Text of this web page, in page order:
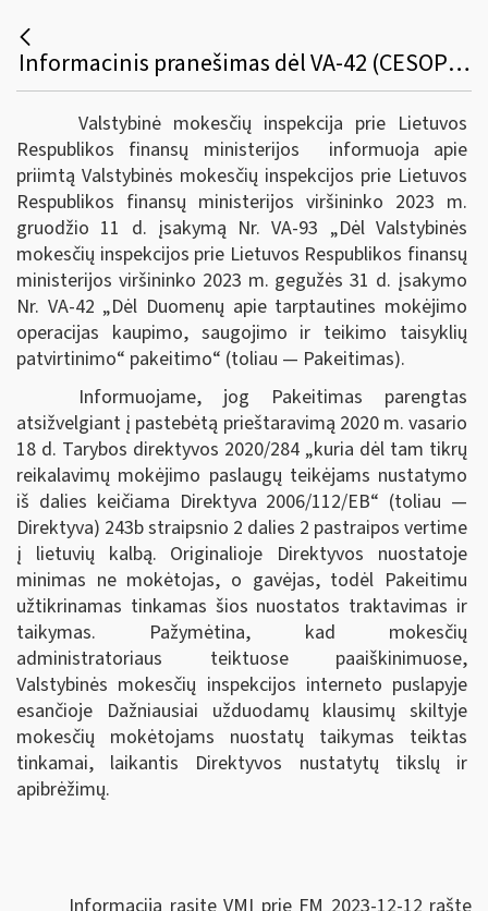
Informacinis pranešimas dėl VA-42 (CESOP) pakeitimo
Valstybinė mokesčių inspekcija prie Lietuvos
Respublikos finansų ministerijos informuoja apie
priimtą Valstybinės mokesčių inspekcijos prie Lietuvos
Respublikos finansų ministerijos viršininko 2023 m.
gruodžio 11 d. įsakymą Nr. VA-93 „Dėl Valstybinės
mokesčių inspekcijos prie Lietuvos Respublikos finansų
ministerijos viršininko 2023 m. gegužės 31 d. įsakymo
Nr. VA-42 „Dėl Duomenų apie tarptautines mokėjimo
operacijas kaupimo, saugojimo ir teikimo taisyklių
patvirtinimo“ pakeitimo“ (toliau — Pakeitimas).
Informuojame, jog Pakeitimas parengtas
atsižvelgiant į pastebėtą prieštaravimą 2020 m. vasario
18 d. Tarybos direktyvos 2020/284 „kuria dėl tam tikrų
reikalavimų mokėjimo paslaugų teikėjams nustatymo
iš dalies keičiama Direktyva 2006/112/EB“ (toliau —
Direktyva) 243b straipsnio 2 dalies 2 pastraipos vertime
į lietuvių kalbą. Originalioje Direktyvos nuostatoje
minimas ne mokėtojas, o gavėjas, todėl Pakeitimu
užtikrinamas tinkamas šios nuostatos traktavimas ir
taikymas. Pažymėtina, kad mokesčių
administratoriaus teiktuose paaiškinimuose,
Valstybinės mokesčių inspekcijos interneto puslapyje
esančioje Dažniausiai užduodamų klausimų skiltyje
mokesčių mokėtojams nuostatų taikymas teiktas
tinkamai, laikantis Direktyvos nustatytų tikslų ir
apibrėžimų.
Informaciją rasite VMI prie FM 2023-12-12 rašte